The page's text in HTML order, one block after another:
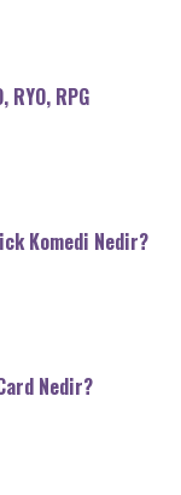
RYO, RPG
Komedi Nedir?
Nedir?